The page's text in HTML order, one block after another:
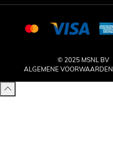
© 2025 MSNL BV
ALGEMENE VOORWAARDEN